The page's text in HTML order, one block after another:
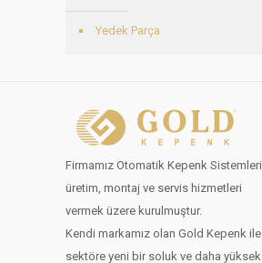
Yedek Parça
Firmamız Otomatik Kepenk Sistemleri
üretim, montaj ve servis hizmetleri
vermek üzere kurulmuştur.
Kendi markamız olan Gold Kepenk ile
sektöre yeni bir soluk ve daha yüksek